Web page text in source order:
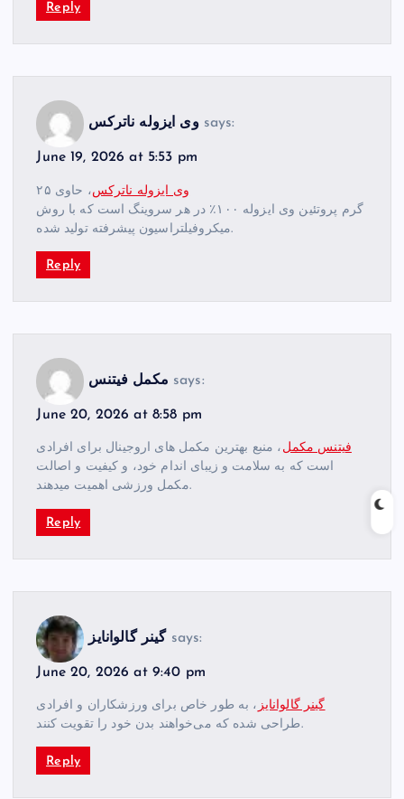
Reply
وی ایزوله ناترکس says:
June 19, 2026 at 5:53 pm
وی ایزوله ناترکس، حاوی ۲۵
گرم پروتئین وی ایزوله ۱۰۰٪ در هر سروینگ است که با روش
میکروفیلتراسیون پیشرفته تولید شده.
Reply
مکمل فیتنس says:
June 20, 2026 at 8:58 pm
فیتنس مکمل ، منبع بهترین مکمل های اروجینال برای افرادی
است که به سلامت و زیبای اندام خود، و کیفیت و اصالت
مکمل ورزشی اهمیت میدهند.
Reply
گینر گالوانایز says:
June 20, 2026 at 9:40 pm
گینر گالوانایز ، به طور خاص برای ورزشکاران و افرادی
طراحی شده که می‌خواهند بدن خود را تقویت کنند.
Reply